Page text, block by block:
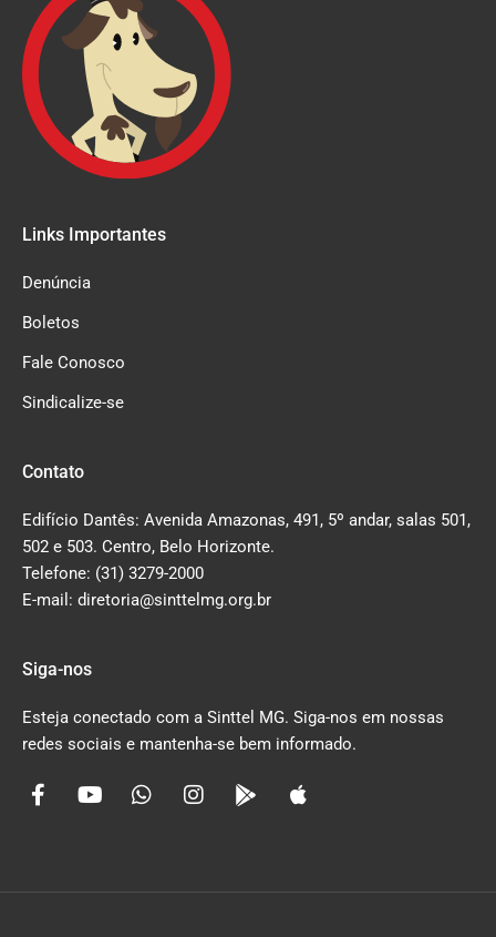
Links Importantes
Denúncia
Boletos
Fale Conosco
Sindicalize-se
Contato
Edifício Dantês: Avenida Amazonas, 491, 5º andar, salas 501,
502 e 503. Centro, Belo Horizonte.
Telefone: (31) 3279-2000
E-mail: diretoria@sinttelmg.org.br
Siga-nos
Esteja conectado com a Sinttel MG. Siga-nos em nossas
redes sociais e mantenha-se bem informado.